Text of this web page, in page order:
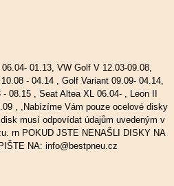
01.13, VW Golf V 12.03-09.08,
- 04.14 , Golf Variant 09.09- 04.14,
08.15 , Seat Altea XL 06.04- , Leon II
, ,Nabízíme Vám pouze ocelové disky
musí odpovídat údajům uvedeným v
rn POKUD JSTE NENAŠLI DISKY NA
NA: info@bestpneu.cz